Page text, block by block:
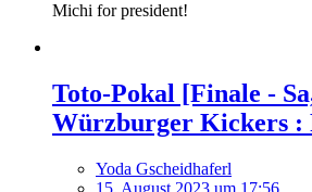
Michi for president!
Toto-Pokal [Finale -
Würzburger Kickers :
Yoda Gscheidhaferl
15. August 2023 um 17:56